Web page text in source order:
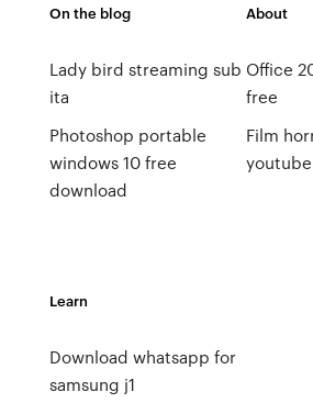
On the blog
Lady bird streaming sub
ita
Photoshop portable
windows 10 free
download
About
Office
free
Film
youtube
Learn
Download whatsapp for
samsung j1